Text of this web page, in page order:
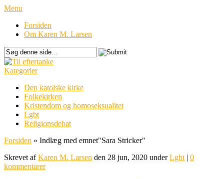
Menu
Forsiden
Om Karen M. Larsen
Kategorier
Den katolske kirke
Folkekirken
Kristendom og homoseksualitet
Lgbt
Religionsdebat
Forsiden » Indlæg med emnet"Sara Stricker"
Skrevet afKaren M. Larsen den 28 jun, 2020 underLgbt | 0
kommentarer